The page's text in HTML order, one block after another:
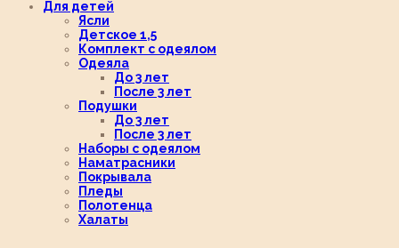
Для детей
Ясли
Детское 1,5
Комплект с одеялом
Одеяла
До 3 лет
После 3 лет
Подушки
До 3 лет
После 3 лет
Наборы с одеялом
Наматрасники
Покрывала
Пледы
Полотенца
Халаты